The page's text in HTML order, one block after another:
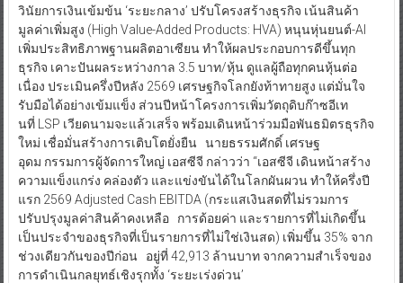
วินัยการเงินเข้มข้น ‘ระยะกลาง’ ปรับโครงสร้างธุรกิจ เน้นสินค้า
มูลค่าเพิ่มสูง (High Value-Added Products: HVA) หนุนหุ่นยนต์-AI
เพิ่มประสิทธิภาพฐานผลิตอาเซียน ทำให้ผลประกอบการดีขึ้นทุก
ธุรกิจ เคาะปันผลระหว่างกาล 3.5 บาท/หุ้น ดูแลผู้ถือทุกคนหุ้นต่อ
เนื่อง ประเมินครึ่งปีหลัง 2569 เศรษฐกิจโลกยังท้าทายสูง แต่มั่นใจ
รับมือได้อย่างเข้มแข็ง ส่วนปีหน้าโครงการเพิ่มวัตถุดิบก๊าซอีเท
นที่ LSP เวียดนามจะแล้วเสร็จ พร้อมเดินหน้าร่วมมือพันธมิตรธุรกิจ
ใหม่ เชื่อมั่นสร้างการเติบโตยั่งยืน นายธรรมศักดิ์ เศรษฐ
อุดม กรรมการผู้จัดการใหญ่ เอสซีจี กล่าวว่า “เอสซีจี เดินหน้าสร้าง
ความแข็งแกร่ง คล่องตัว และแข่งขันได้ในโลกผันผวน ทำให้ครึ่งปี
แรก 2569 Adjusted Cash EBITDA (กระแสเงินสดที่ไม่รวมการ
ปรับปรุงมูลค่าสินค้าคงเหลือ การด้อยค่า และรายการที่ไม่เกิดขึ้น
เป็นประจำของธุรกิจที่เป็นรายการที่ไม่ใช่เงินสด) เพิ่มขึ้น 35% จาก
ช่วงเดียวกันของปีก่อน อยู่ที่ 42,913 ล้านบาท จากความสำเร็จของ
การดำเนินกลยุทธ์เชิงรุกทั้ง ‘ระยะเร่งด่วน’